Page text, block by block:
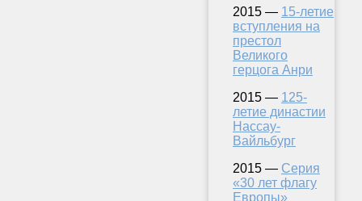
2015 — 15-летие
вступления на
престол
Великого
герцога Анри
2015 — 125-
летие династии
Нассау-
Вайльбург
2015 — Серия
«30 лет флагу
Европы»